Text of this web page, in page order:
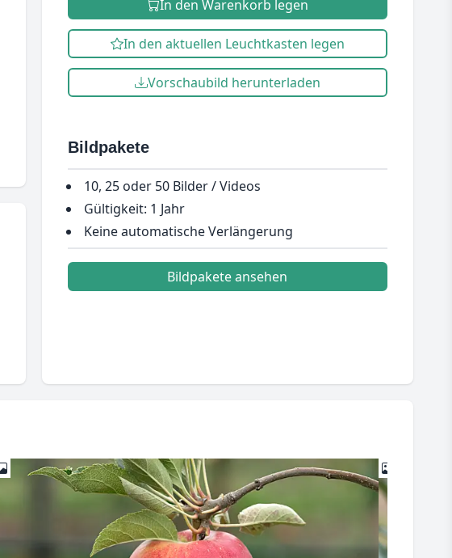
In den Warenkorb legen
In den aktuellen Leuchtkasten legen
Vorschaubild herunterladen
Bildpakete
10, 25 oder 50 Bilder / Videos
Gültigkeit: 1 Jahr
Keine automatische Verlängerung
Bildpakete ansehen